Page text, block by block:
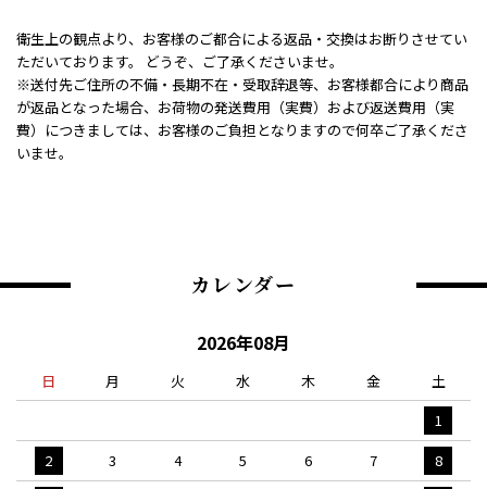
衛生上の観点より、お客様のご都合による返品・交換はお断りさせてい
ただいております。 どうぞ、ご了承くださいませ。
※送付先ご住所の不備・長期不在・受取辞退等、お客様都合により商品
が返品となった場合、お荷物の発送費用（実費）および返送費用（実
費）につきましては、お客様のご負担となりますので何卒ご了承くださ
いませ。
カレンダー
2026年08月
日 月 火 水 木 金
土
1
2
3 4 5 6 7
8